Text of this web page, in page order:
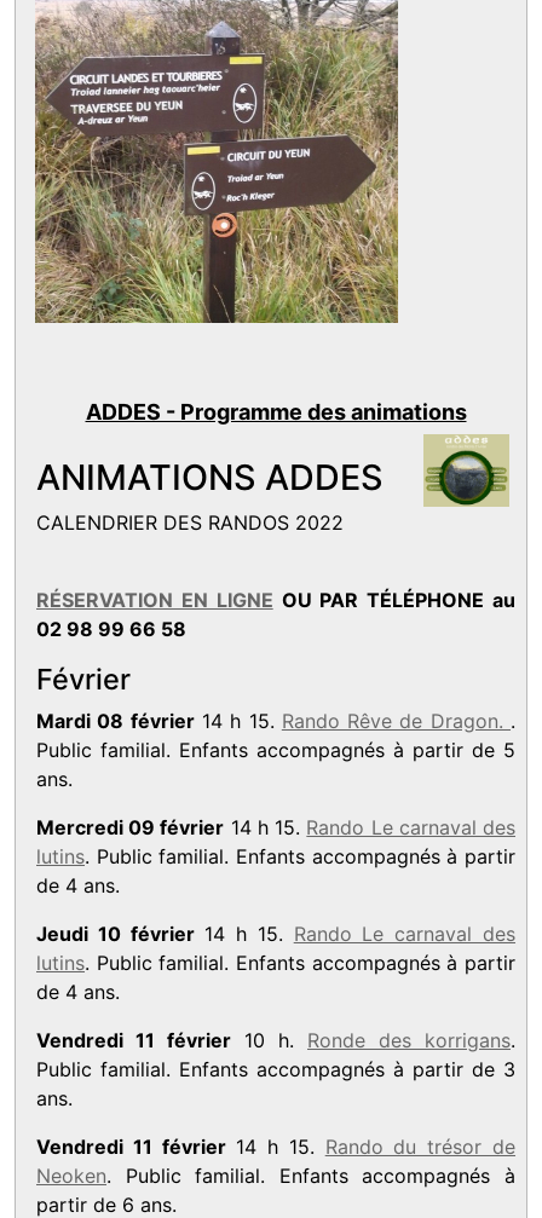
ADDES - Programme des animations
ANIMATIONS ADDES
CALENDRIER DES RANDOS 2022
RÉSERVATION EN LIGNE OU PAR TÉLÉPHONE au
02 98 99 66 58
Février
Mardi 08 février14 h 15. Rando Rêve de Dragon. .
Public familial. Enfants accompagnés à partir de 5
ans.
Mercredi 09 février 14 h 15. Rando Le carnaval des
lutins. Public familial. Enfants accompagnés à partir
de 4 ans.
Jeudi 10 février14 h 15. Rando Le carnaval des
lutins. Public familial. Enfants accompagnés à partir
de 4 ans.
Vendredi 11 février 10 h. Ronde des korrigans.
Public familial. Enfants accompagnés à partir de 3
ans.
Vendredi 11 février14 h 15. Rando du trésor de
Neoken. Public familial. Enfants accompagnés à
partir de 6 ans.